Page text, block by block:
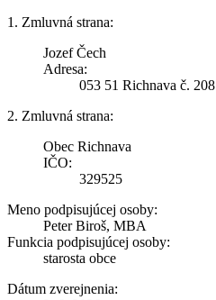
1. Zmluvná strana:
Jozef Čech
Adresa:
053 51 Richnava č. 208
2. Zmluvná strana:
Obec Richnava
IČO:
329525
Meno podpisujúcej osoby:
Peter Biroš, MBA
Funkcia podpisujúcej osoby:
starosta obce
Dátum zverejnenia: